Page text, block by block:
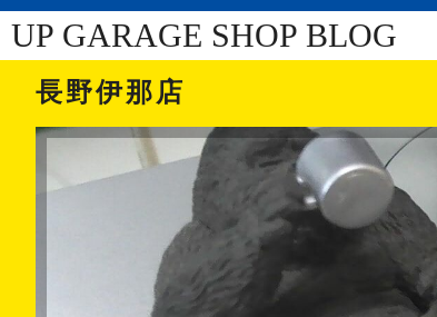
UP GARAGE SHOP BLOG
長野伊那店